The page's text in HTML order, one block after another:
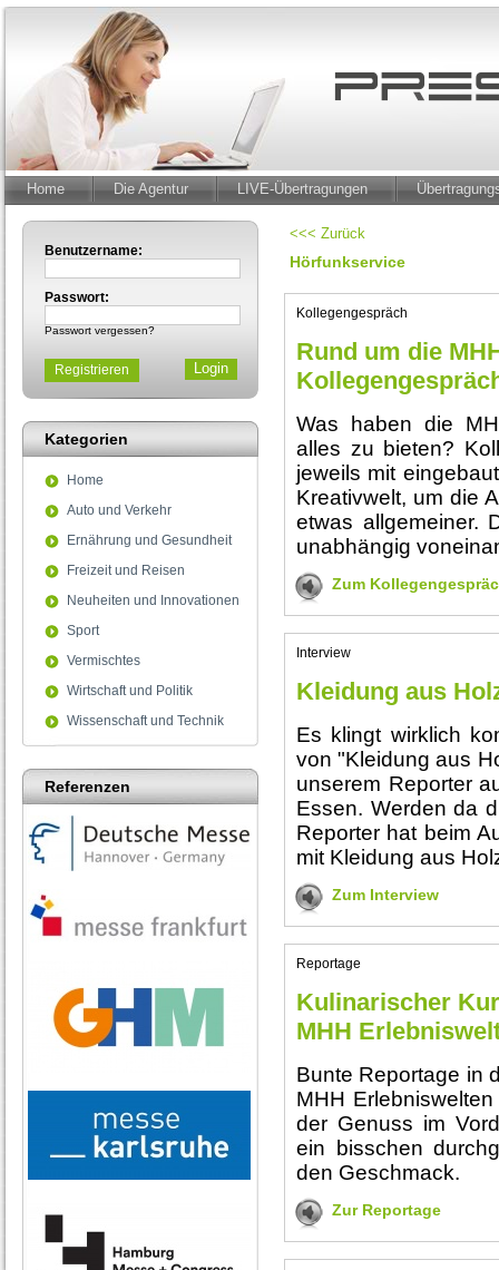
Home Die Agentur LIVE-Übertragungen
Benutzername:
Passwort:
Passwort vergessen?
Registrieren
Kategorien
Home
Auto und Verkehr
Ernährung und Gesundheit
Freizeit und Reisen
Neuheiten und Innovationen
Sport
Vermischtes
Wirtschaft und Politik
Wissenschaft und Technik
Referenzen
<<< Zurück
Hörfunkservice
Kollegengespräch
Rund um die
Was haben die
alles zu bieten?
jeweils mit
Kreativwelt, um die
etwas allgemeiner.
unabhängig
Zum
Interview
Kleidung aus
Es klingt wirklich
von "Kleidung aus
unserem Reporter
Essen. Werden da
Reporter hat beim
mit Kleidung aus
Zum Interview
Reportage
Kulinarischer
MHH
Bunte Reportage in
MHH
der Genuss im
ein bisschen
den Geschmack.
Zur Reportage